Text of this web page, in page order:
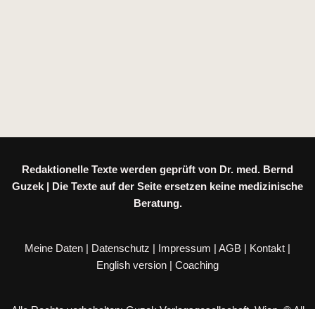
Redaktionelle Texte werden geprüft von Dr. med. Bernd
Guzek | Die Texte auf der Seite ersetzen keine medizinische
Beratung.
Meine Daten | Datenschutz | Impressum | AGB | Kontakt |
English version | Coaching